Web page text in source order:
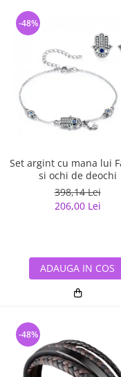
Set argint cu mana lui
si ochi de deochi
398,14 Lei
206,00 Lei
-48%
ADAUGA IN COS
-48%